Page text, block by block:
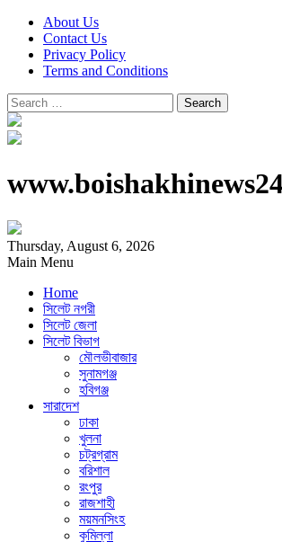
About Us
Contact Us
Privacy Policy
Terms and Conditions
Search
for:
Thursday, August 6, 2026
Main Menu
Home
সিলেট নগরী
সিলেট জেলা
সিলেট বিভাগ
মৌলভীবাজার
সুনামগঞ্জ
হবিগঞ্জ
সারাদেশ
ঢাকা
খুলনা
চট্রগ্রাম
বরিশাল
রংপুর
রাজশাহী
ময়মনসিংহ
কুমিল্লা